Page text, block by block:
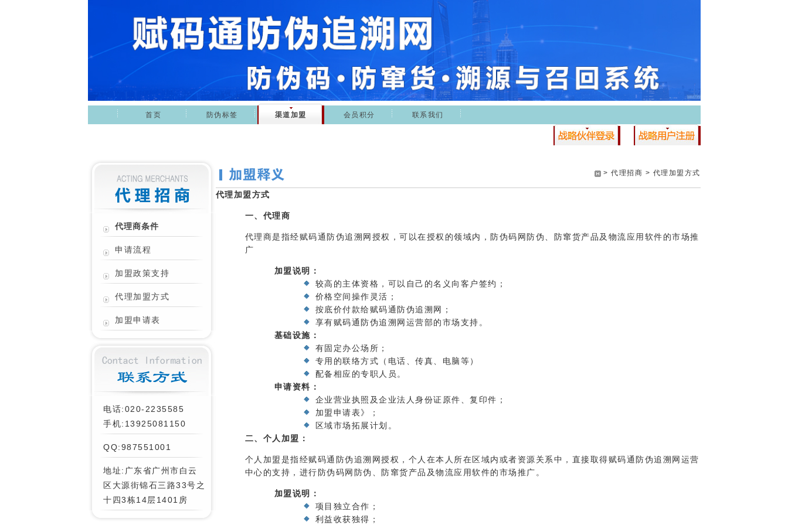
首页 防伪标签 渠道加盟 会员积分 联系我们
代理商条件
申请流程
加盟政策支持
代理加盟方式
加盟申请表
电话:020-2235585
手机:13925081150
QQ:987551001
地址:广东省广州市白云
区大源街锦石三路33号之
十四3栋14层1401房
> 代理招商 > 代理加盟方式
代理加盟方式
一、代理商
代理商是指经赋码通防伪追溯网授权，可以在授权的领域内，防伪码网防伪、防窜货产品及物流应用软件的市场推
广
加盟说明：
较高的主体资格，可以自己的名义向客户签约；
价格空间操作灵活；
按底价付款给赋码通防伪追溯网；
享有赋码通防伪追溯网运营部的市场支持。
基础设施：
有固定办公场所；
专用的联络方式（电话、传真、电脑等）
配备相应的专职人员。
申请资料：
企业营业执照及企业法人身份证原件、复印件；
加盟申请表》；
区域市场拓展计划。
二、个人加盟：
个人加盟是指经赋码通防伪追溯网授权，个人在本人所在区域内或者资源关系中，直接取得赋码通防伪追溯网运营
中心的支持，进行防伪码网防伪、防窜货产品及物流应用软件的市场推广。
加盟说明：
项目独立合作；
利益收获独得；